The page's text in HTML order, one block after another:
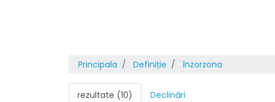
Principala Definiție înzorzona
rezultate (10) Declinări